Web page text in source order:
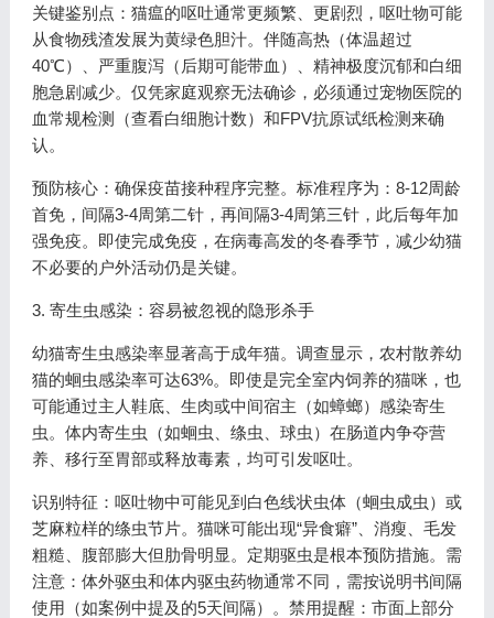
关键鉴别点：猫瘟的呕吐通常更频繁、更剧烈，呕吐物可能
从食物残渣发展为黄绿色胆汁。伴随高热（体温超过
40℃）、严重腹泻（后期可能带血）、精神极度沉郁和白细
胞急剧减少。仅凭家庭观察无法确诊，必须通过宠物医院的
血常规检测（查看白细胞计数）和FPV抗原试纸检测来确
认。
预防核心：确保疫苗接种程序完整。标准程序为：8-12周龄
首免，间隔3-4周第二针，再间隔3-4周第三针，此后每年加
强免疫。即使完成免疫，在病毒高发的冬春季节，减少幼猫
不必要的户外活动仍是关键。
3. 寄生虫感染：容易被忽视的隐形杀手
幼猫寄生虫感染率显著高于成年猫。调查显示，农村散养幼
猫的蛔虫感染率可达63%。即使是完全室内饲养的猫咪，也
可能通过主人鞋底、生肉或中间宿主（如蟑螂）感染寄生
虫。体内寄生虫（如蛔虫、绦虫、球虫）在肠道内争夺营
养、移行至胃部或释放毒素，均可引发呕吐。
识别特征：呕吐物中可能见到白色线状虫体（蛔虫成虫）或
芝麻粒样的绦虫节片。猫咪可能出现“异食癖”、消瘦、毛发
粗糙、腹部膨大但肋骨明显。定期驱虫是根本预防措施。需
注意：体外驱虫和体内驱虫药物通常不同，需按说明书间隔
使用（如案例中提及的5天间隔）。禁用提醒：市面上部分